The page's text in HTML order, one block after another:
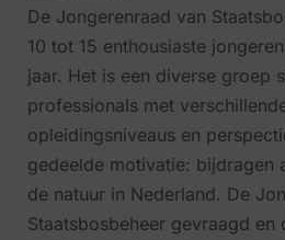
De Jongerenraad van
10 tot 15 enthousiaste
jaar. Het is een diverse groep
professionals met
opleidingsniveaus en
gedeelde motivatie: bijdragen
de natuur in Nederland. De
Staatsbosbeheer gevraagd en